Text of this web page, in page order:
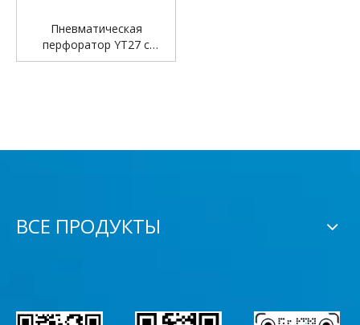
Пневматическая
перфоратор YT27 с
воздушной опорой
ВСЕ ПРОДУКТЫ